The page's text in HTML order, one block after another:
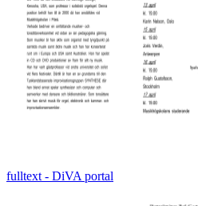
fulltext - DiVA portal